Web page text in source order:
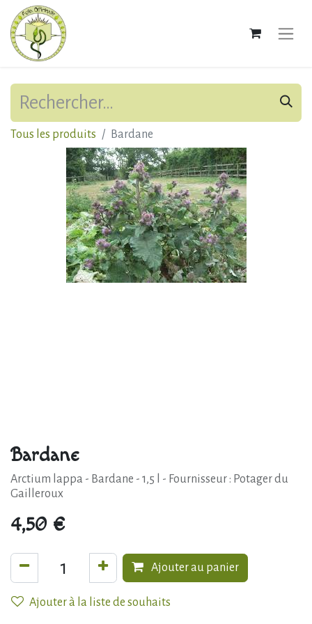
Tous les produits Bardane
Bardane
Arctium lappa - Bardane - 1,5 l - Fournisseur : Potager du
Gailleroux
4,50€
Ajouter au panier
Ajouter à la liste de souhaits